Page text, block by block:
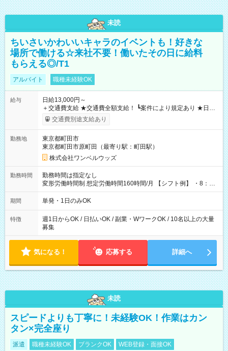
未読
ちいさいかわいいキャラのイベントも！好きな
場所で働ける☆来社不要！働いたその日に給料
もらえる◎/T1
アルバイト 職種未経験OK
給与
日給13,000円～
＋交通費支給 ★交通費全額支給！ ┗案件により規定あり ★日払
いOK！（規定あり） ┗働いたその日に現金GET♪ お仕事後はコ
ンビニATMから 日払い分を引き落とせます！ 【試用期間】試
交通費別途支給あり
勤務地
東京都町田市
東京都町田市原町田（最寄り駅：町田駅）
株式会社ワンベルウッズ
勤務時間
勤務時間は指定なし
変形労働時間制 想定労働時間160時間/月 【シフト例】 ・8：00
～21：00
期間 単発・1日のみOK
特徴
週1日からOK / 日払いOK / 副業・WワークOK / 10名以上の大量
募集
気になる！ 応募する 詳細へ
未読
スピードよりも丁寧に！未経験OK！作業はカン
タン×完全座り
派遣 職種未経験OK ブランクOK WEB登録・面接OK